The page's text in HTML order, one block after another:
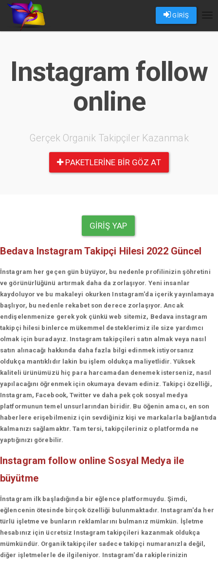
GİRİŞ
Instagram follow
online
Gerçek Organik Takipçiler Kazanmak
PAKETLERINE BIR GÖZ AT
GIRIŞ YAP
Bedava Instagram Takipçi Hilesi 2022 Güncel
İnstagram her geçen gün büyüyor, bu nedenle profilinizin şöhretini
ve görünürlüğünü artırmak daha da zorlaşıyor. Yeni insanlar
kaydoluyor ve bu makaleyi okurken Instagram'da içerik yayınlamaya
başlıyor, bu nedenle rekabet son derece zorlaşıyor. Ancak
endişelenmenize gerek yok çünkü web sitemiz, Bedava instagram
takipçi hilesi binlerce mükemmel desteklerimiz ile size yardımcı
olmak için buradayız. Instagram takipçileri satın almak veya nasıl
satın alınacağı hakkında daha fazla bilgi edinmek istiyorsanız
oldukça mantıklıdır lakin bu işlem oldukça maliyetlidir. Yüksek
kaliteli ürünümüzü hiç para harcamadan denemek isterseniz, nasıl
yapılacağını öğrenmek için okumaya devam ediniz. Takipçi özelliği,
Instagram, Facebook, Twitter ve daha pek çok sosyal medya
platformunun temel unsurlarından biridir. Bu öğenin amacı, en son
haberlere erişebilmeniz için sevdiğiniz kişi ve markalarla bağlantıda
kalmanızı sağlamaktır. Tam tersi, takipçileriniz o platformda ne
yaptığınızı görebilir.
Instagram follow online Sosyal Medya ile
büyütme
İnstagram ilk başladığında bir eğlence platformuydu. Şimdi,
eğlencenin ötesinde birçok özelliği bulunmaktadır. Instagram'da her
türlü işletme ve bunların reklamlarını bulmanız mümkün. İşletme
hesabınız için ücretsiz Instagram takipçileri kazanmak oldukça
mümkündür. Organik takipçiler sadece takipçi numaranızla değil,
diğer işletmelerle de ilgileniyor. Instagram'da rakiplerinizin